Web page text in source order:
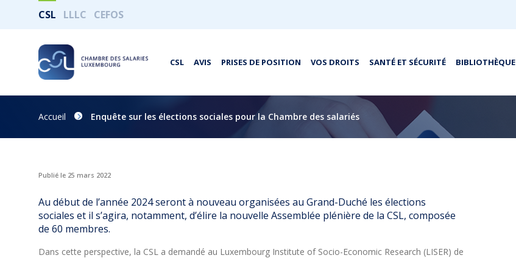
CSL LLLC CEFOS
CSL AVIS PRISES DE POSITION VOS DROITS SANTÉ ET SÉCURITÉ BIBLIOTHÈQUE
Accueil Enquête sur les élections sociales pour la Chambre des salariés
Publié le 25 mars 2022
Au début de l’année 2024 seront à nouveau organisées au Grand-Duché les élections
sociales et il s’agira, notamment, d’élire la nouvelle Assemblée plénière de la CSL, composée
de 60 membres.
Dans cette perspective, la CSL a demandé au Luxembourg Institute of Socio-Economic Research (LISER) de